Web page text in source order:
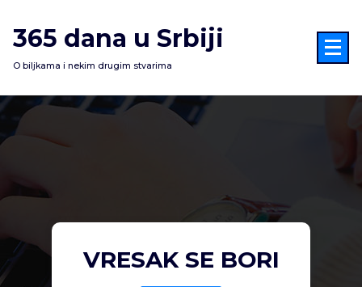
na
sadržaj
365 dana u Srbiji
O biljkama i nekim drugim stvarima
VRESAK SE BORI